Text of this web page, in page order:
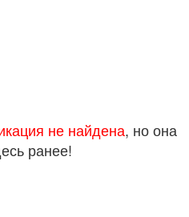
не найдена, но она
ранее!